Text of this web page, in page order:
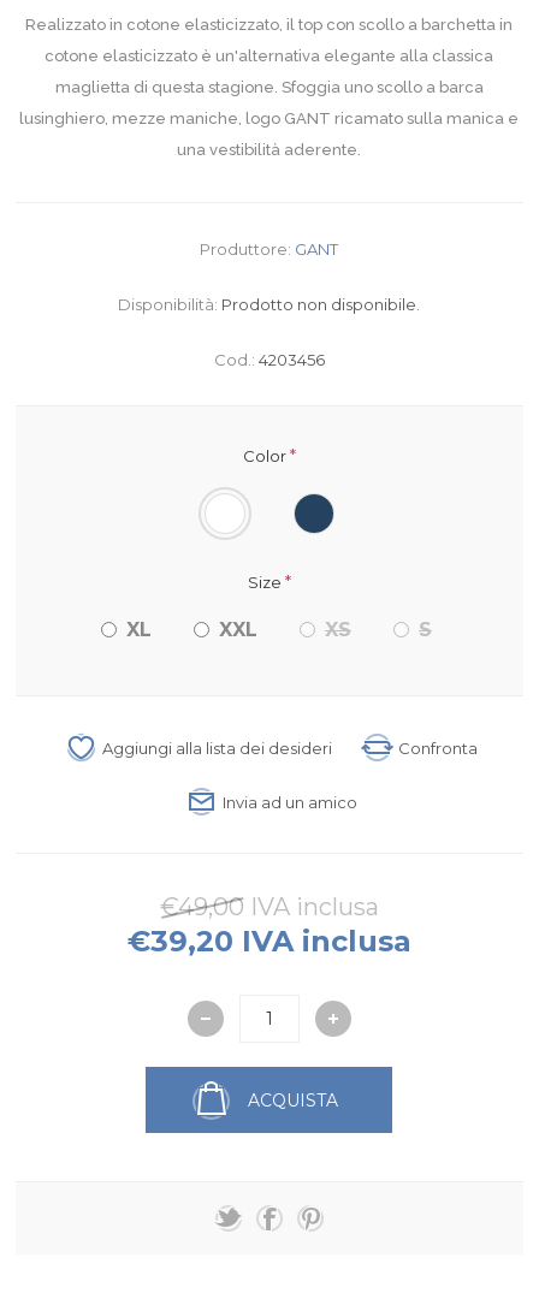
Realizzato in cotone elasticizzato, il top con scollo a barchetta in
cotone elasticizzato è un'alternativa elegante alla classica
maglietta di questa stagione. Sfoggia uno scollo a barca
lusinghiero, mezze maniche, logo GANT ricamato sulla manica e
una vestibilità aderente.
Produttore: GANT
Disponibilità: Prodotto non disponibile.
Cod.: 4203456
Color*
Size *
XL XXL XS S
Aggiungi alla lista dei desideri Confronta
Invia ad un amico
€49,00 IVA inclusa
€39,20 IVA inclusa
ACQUISTA